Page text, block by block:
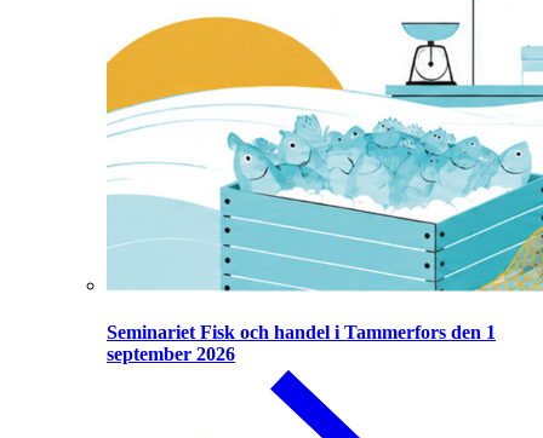
Seminariet Fisk och handel i Tammerfors den 1
september 2026